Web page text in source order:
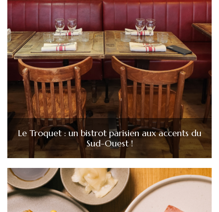
Le Troquet : un bistrot parisien aux accents du
Sud-Ouest !